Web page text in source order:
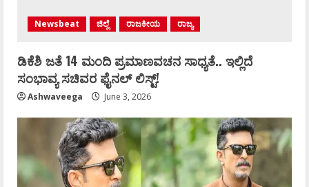
Newsbeat ಜಿಲ್ಲೆ ರಾಜಕೀಯ ರಾಜ್ಯ
ಡಿಕೆಶಿ ಜತೆ 14 ಮಂದಿ ಪ್ರಮಾಣವಚನ ಸಾಧ್ಯತೆ.. ಇಲ್ಲಿದೆ
ಸಂಭಾವ್ಯ ಸಚಿವರ ಫೈನಲ್ ಲಿಸ್ಟ್‌!
Ashwaveega June 3, 2026